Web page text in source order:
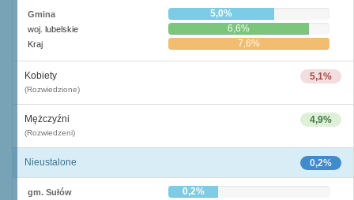
Gmina 5,0%
woj. lubelskie 6,6%
Kraj 7,6%
5,1%
Kobiety
(Rozwiedzione)
4,9%
Mężczyźni
(Rozwiedzeni)
0,2%
Nieustalone
gm. Sułów 0,2%